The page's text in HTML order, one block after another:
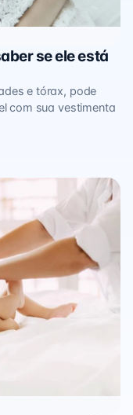
se ele está
e tórax, pode
com sua vestimenta